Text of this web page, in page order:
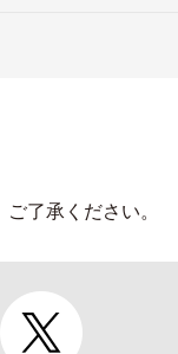
ご了承ください。